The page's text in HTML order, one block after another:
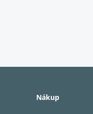
Nákup